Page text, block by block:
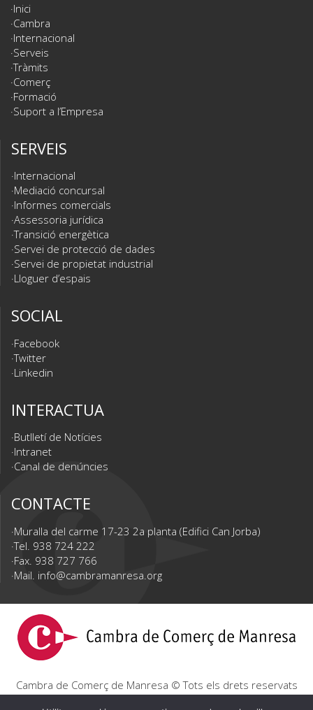
Inici
Cambra
Internacional
Serveis
Tràmits
Comerç
Formació
Suport a l’Empresa
SERVEIS
Internacional
Mediació concursal
Informes comercials
Assessoria jurídica
Transició energètica
Servei de protecció de dades
Servei de propietat industrial
Lloguer d’espais
SOCIAL
Facebook
Twitter
Linkedin
INTERACTUA
Butlletí de Notícies
Intranet
Canal de denúncies
CONTACTE
Muralla del carme 17-23 2a planta (Edifici Can Jorba)
Tel. 938 724 222
Fax. 938 727 766
Mail. info@cambramanresa.org
Cambra de Comerç de Manresa © Tots els drets reservats
Avís Legal Política de privacitat Política de cookies